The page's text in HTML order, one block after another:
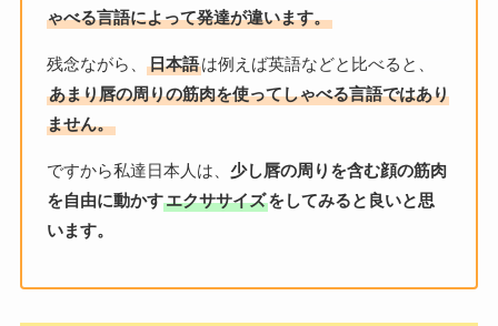
ゃべる言語によって発達が違います。
残念ながら、日本語は例えば英語などと比べると、
あまり唇の周りの筋肉を使ってしゃべる言語ではあり
ません。
ですから私達日本人は、少し唇の周りを含む顔の筋肉
を自由に動かすエクササイズをしてみると良いと思
います。